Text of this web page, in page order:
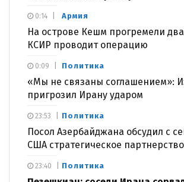
Армия
На острове Кешм прогремели
КСИР проводит операцию
0:14
Политика
«Мы не связаны соглашением»:
пригрозил Ирану ударом
0:09
Политика
Посол Азербайджана обсудил с
США стратегическое партнерство
23:53
Политика
23:40